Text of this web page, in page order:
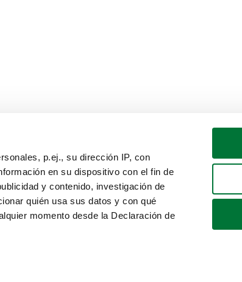
p.ej., su dirección IP, con
en su dispositivo con el fin de
y contenido, investigación de
quién usa sus datos y con qué
momento desde la Declaración de